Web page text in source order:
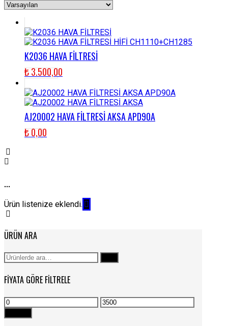
K2036 HAVA FİLTRESİ
₺3.500,00
AJ20002 HAVA FİLTRESİ AKSA APD90A
₺0,00
...
Ürün listenize eklendi.
ÜRÜN ARA
Ara:
FIYATA GÖRE FILTRELE
En
düşük
fiyat
En
yüksek